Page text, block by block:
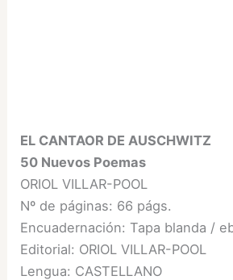
EL CANTAOR DE AUSCHWITZ
50 Nuevos Poemas
ORIOL VILLAR-POOL
Nº de páginas: 66 págs.
Encuadernación: Tapa blanda /
Editorial: ORIOL VILLAR-POOL
Lengua: CASTELLANO